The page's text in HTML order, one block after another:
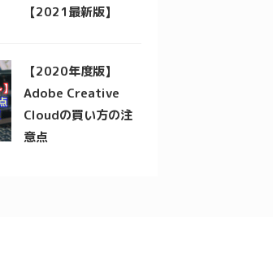
【2021最新版】
【2020年度版】
Adobe Creative
Cloudの買い方の注
意点